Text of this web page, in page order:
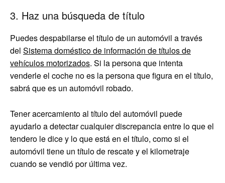
3. Haz una búsqueda de título
Puedes despabilarse el título de un automóvil a través
del Sistema doméstico de información de títulos de
vehículos motorizados. Si la persona que intenta
venderle el coche no es la persona que figura en el título,
sabrá que es un automóvil robado.
Tener acercamiento al título del automóvil puede
ayudarlo a detectar cualquier discrepancia entre lo que el
tendero le dice y lo que está en el título, como si el
automóvil tiene un título de rescate y el kilometraje
cuando se vendió por última vez.